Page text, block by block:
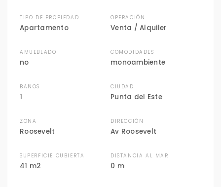
TIPO DE PROPIEDAD
Apartamento
OPERACIÓN
Venta / Alquiler
AMUEBLADO
no
COMODIDADES
monoambiente
BAÑOS
1
CIUDAD
Punta del Este
ZONA
Roosevelt
DIRECCIÓN
Av Roosevelt
SUPERFICIE CUBIERTA
41 m2
DISTANCIA AL MAR
0 m